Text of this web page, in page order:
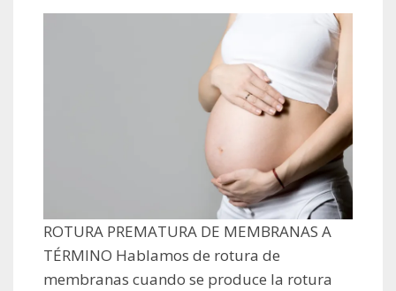
ROTURA PREMATURA DE MEMBRANAS A
TÉRMINO Hablamos de rotura de
membranas cuando se produce la rotura